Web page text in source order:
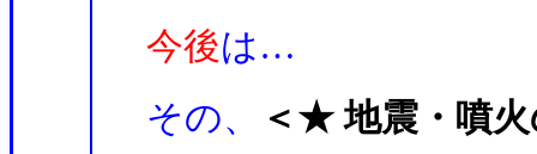
今後は…
その、
＜★ 地震・噴